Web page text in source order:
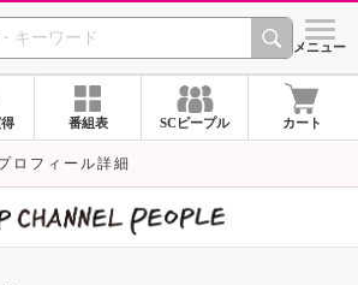
SHOP CHANNEL シメニュー
番組表 SCピープル カート
ロフィール詳細